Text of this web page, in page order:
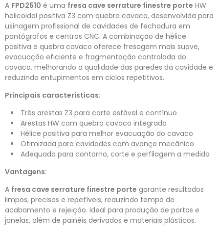
A FPD2510 é uma fresa cave serrature finestre porte HW
helicoidal positiva Z3 com quebra cavaco, desenvolvida para
usinagem profissional de cavidades de fechadura em
pantógrafos e centros CNC. A combinação de hélice
positiva e quebra cavaco oferece fresagem mais suave,
evacuação eficiente e fragmentação controlada do
cavaco, melhorando a qualidade das paredes da cavidade e
reduzindo entupimentos em ciclos repetitivos.
Principais características:
Três arestas Z3 para corte estável e contínuo
Arestas HW com quebra cavaco integrado
Hélice positiva para melhor evacuação do cavaco
Otimizada para cavidades com avanço mecânico
Adequada para contorno, corte e perfilagem a medida
Vantagens:
A fresa cave serrature finestre porte garante resultados
limpos, precisos e repetíveis, reduzindo tempo de
acabamento e rejeição. Ideal para produção de portas e
janelas, além de painéis derivados e materiais plásticos.